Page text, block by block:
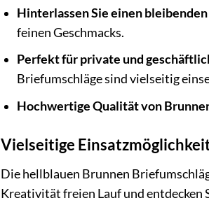
Hinterlassen Sie einen
feinen Geschmacks.
Perfekt für private und
Briefumschläge sind vielseitig
Hochwertige Qualität von
Vielseitige
Die hellblauen Brunnen
Kreativität freien Lauf und entdecken